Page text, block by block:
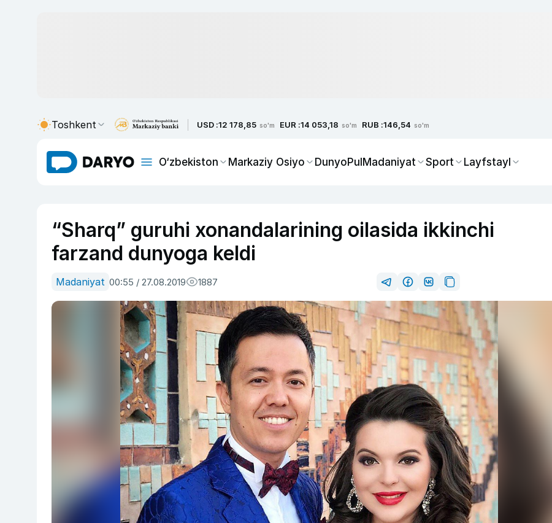
Toshkent USD :12 178,85 so'm EUR :14 053,18 so'm RUB :146,54 so'm
O‘zbekiston Markaziy Osiyo DunyoPulMadaniyat Sport Layfstayl
“Sharq” guruhi xonandalarining oilasida ikkinchi
farzand dunyoga keldi
Madaniyat 00:55 / 27.08.2019 1887